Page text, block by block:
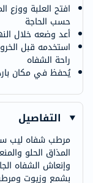
افتح العلبة ووزع
حسب الحاجة
أعد وضعه خلال
استخدمه قبل
راحة الشفاه
يُحفظ في مكان
التفاصيل
مرطب شفاه ليب
المذاق الحلو
وإنعاش الشفاه
بشمع وزيوت